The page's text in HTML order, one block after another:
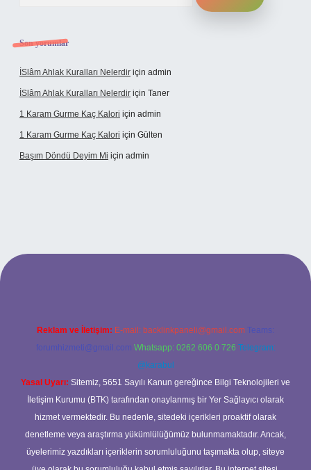
Son yorumlar
İSlâm Ahlak Kuralları Nelerdir için admin
İSlâm Ahlak Kuralları Nelerdir için Taner
1 Karam Gurme Kaç Kalori için admin
1 Karam Gurme Kaç Kalori için Gülten
Başım Döndü Deyim Mi için admin
Reklam ve İletişim: E-mail: backlinkpaneli@gmail.com Teams:
forumhizmeti@gmail.com Whatsapp: 0262 606 0 726 Telegram:
@karabul
Yasal Uyarı: Sitemiz, 5651 Sayılı Kanun gereğince Bilgi Teknolojileri ve
İletişim Kurumu (BTK) tarafından onaylanmış bir Yer Sağlayıcı olarak
hizmet vermektedir. Bu nedenle, sitedeki içerikleri proaktif olarak
denetleme veya araştırma yükümlülüğümüz bulunmamaktadır. Ancak,
üyelerimiz yazdıkları içeriklerin sorumluluğunu taşımakta olup, siteye